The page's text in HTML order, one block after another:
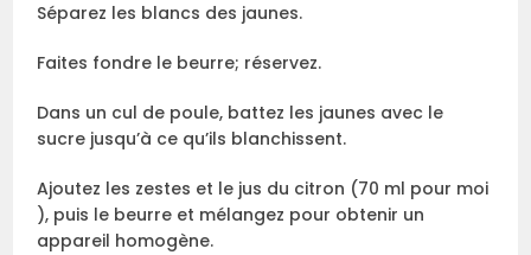
Séparez les blancs des jaunes.
Faites fondre le beurre; réservez.
Dans un cul de poule, battez les jaunes avec le
sucre jusqu’à ce qu’ils blanchissent.
Ajoutez les zestes et le jus du citron (70 ml pour moi
), puis le beurre et mélangez pour obtenir un
appareil homogène.